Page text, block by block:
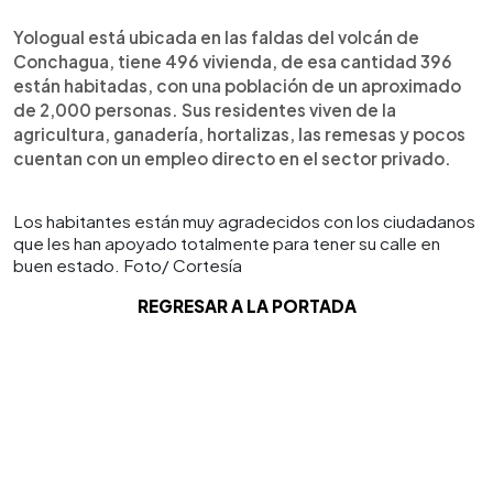
Yologual está ubicada en las faldas del volcán de
Conchagua, tiene 496 vivienda, de esa cantidad 396
están habitadas, con una población de un aproximado
de 2,000 personas. Sus residentes viven de la
agricultura, ganadería, hortalizas, las remesas y pocos
cuentan con un empleo directo en el sector privado.
Los habitantes están muy agradecidos con los ciudadanos
que les han apoyado totalmente para tener su calle en
buen estado. Foto/ Cortesía
REGRESAR A LA PORTADA